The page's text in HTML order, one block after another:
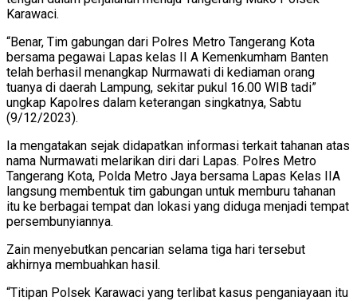
Karawaci.
“Benar, Tim gabungan dari Polres Metro Tangerang Kota
bersama pegawai Lapas kelas II A Kemenkumham Banten
telah berhasil menangkap Nurmawati di kediaman orang
tuanya di daerah Lampung, sekitar pukul 16.00 WIB tadi”
ungkap Kapolres dalam keterangan singkatnya, Sabtu
(9/12/2023).
Ia mengatakan sejak didapatkan informasi terkait tahanan atas
nama Nurmawati melarikan diri dari Lapas. Polres Metro
Tangerang Kota, Polda Metro Jaya bersama Lapas Kelas IIA
langsung membentuk tim gabungan untuk memburu tahanan
itu ke berbagai tempat dan lokasi yang diduga menjadi tempat
persembunyiannya.
Zain menyebutkan pencarian selama tiga hari tersebut
akhirnya membuahkan hasil.
“Titipan Polsek Karawaci yang terlibat kasus penganiayaan itu